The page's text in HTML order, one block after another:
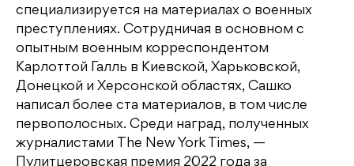
специализируется на материалах о военных
преступлениях. Сотрудничая в основном с
опытным военным корреспондентом
Карлоттой Галль в Киевской, Харьковской,
Донецкой и Херсонской областях, Сашко
написал более ста материалов, в том числе
первополосных. Среди наград, полученных
журналистами The New York Times, —
Пулитцеровская премия 2022 года за